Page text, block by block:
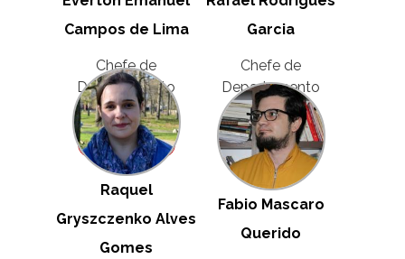
Campos de Lima
Chefe de
Departamento
de Demografia
Ver Perfil
Garcia
Chefe de
Departamento
de Filosofia
Ver Perfil
Raquel
Gryszczenko Alves
Gomes
Fabio Mascaro
Querido